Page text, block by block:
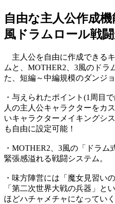
自由な主人公作成
風ドラムロール戦
主人公を自由に作成できる
ムと、MOTHER2、3風のドラ
た、短編～中編規模のダンジ
・与えられたポイント(1周目
人の主人公キャラクターをカ
いキャラクターメイキングシ
も自由に設定可能！
・MOTHER2、3風の「ドラ
緊張感溢れる戦闘システム。
・味方陣営には「魔女見習い
「第二次世界大戦の兵器」と
ほどハチャメチャになってい